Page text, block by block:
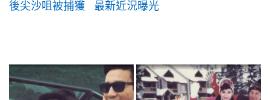
後尖沙咀被捕獲 最新近況曝光